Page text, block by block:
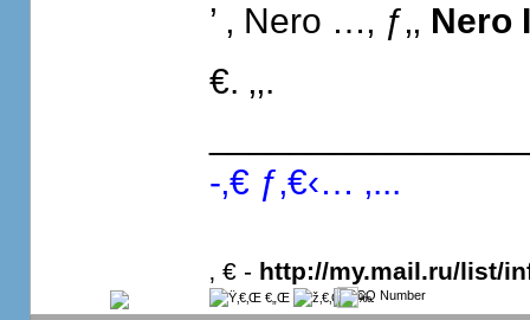
’ ‚ Nero …‚ ƒ‚‚ Nero
€. ‚‚.
-‚€ ƒ‚€‹… ‚...
‚ € - http://my.mail.ru/list/